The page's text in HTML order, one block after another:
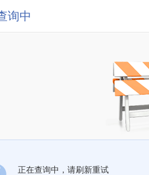
询中
正在查询中，请刷新重试